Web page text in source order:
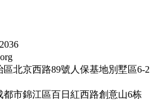
北京西路89號人保基地別墅區6-2
市錦江區百日紅西路創意山6栋